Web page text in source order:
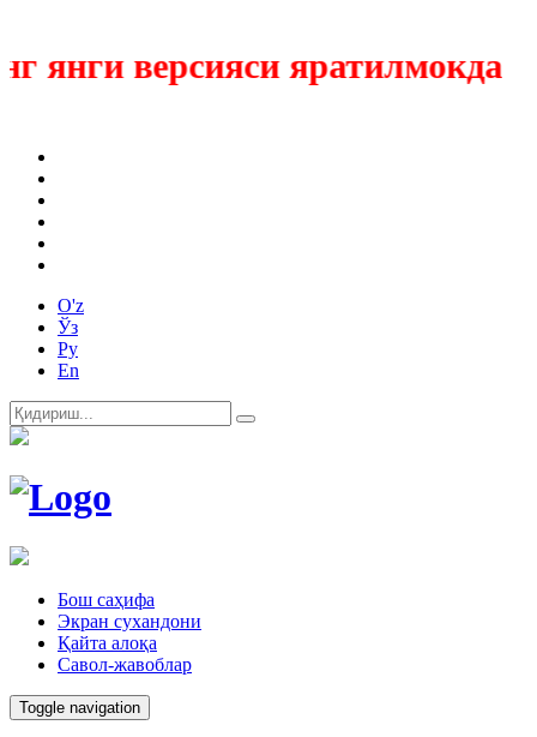
версияси яратилмокда
O'z
Ўз
Ру
En
Бош саҳифа
Экран сухандони
Қайта алоқа
Савол-жавоблар
Toggle navigation